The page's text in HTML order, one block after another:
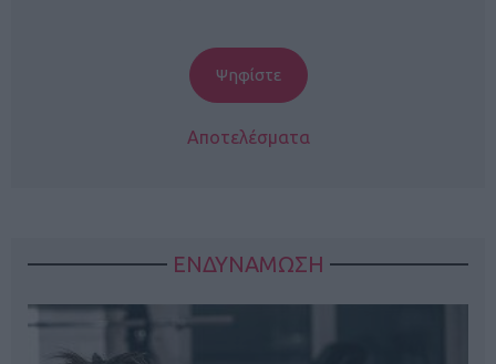
Αποτελέσματα
ΕΝΔΥΝΑΜΩΣΗ